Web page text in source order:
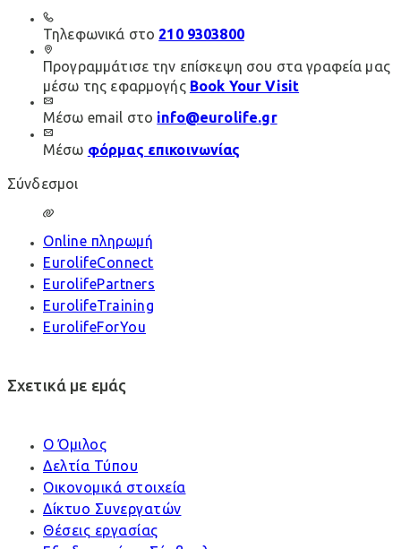
Τηλεφωνικά στο 210 9303800
Προγραμμάτισε την επίσκεψη σου στα γραφεία μας
μέσω της εφαρμογής Book Your Visit
Μέσω email στο info@eurolife.gr
Μέσω φόρμας επικοινωνίας
Σύνδεσμοι
Online πληρωμή
EurolifeConnect
EurolifePartners
EurolifeTraining
EurolifeForYou
Σχετικά με εμάς
Ο Όμιλος
Δελτία Τύπου
Οικονομικά στοιχεία
Δίκτυο Συνεργατών
Θέσεις εργασίας